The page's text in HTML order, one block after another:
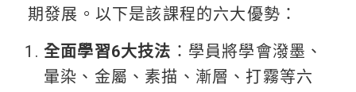
期發展。以下是該課程的六大優勢：
全面學習6大技法 ：學員將學會潑墨、
暈染、金屬、素描、漸層、打霧等六